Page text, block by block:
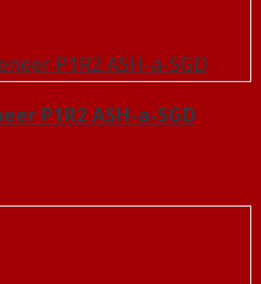
P1R2 ASH-a-SGD